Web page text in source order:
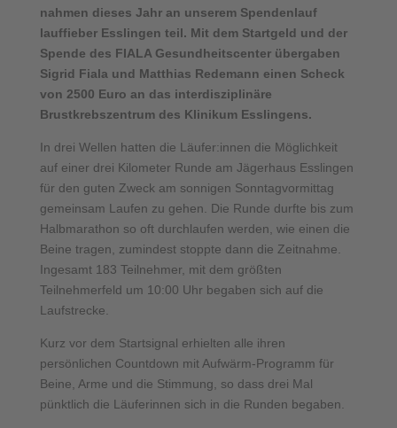
nahmen dieses Jahr an unserem Spendenlauf
lauffieber Esslingen teil. Mit dem Startgeld und der
Spende des FIALA Gesundheitscenter übergaben
Sigrid Fiala und Matthias Redemann einen Scheck
von 2500 Euro an das interdisziplinäre
Brustkrebszentrum des Klinikum Esslingens.
In drei Wellen hatten die Läufer:innen die Möglichkeit
auf einer drei Kilometer Runde am Jägerhaus Esslingen
für den guten Zweck am sonnigen Sonntagvormittag
gemeinsam Laufen zu gehen. Die Runde durfte bis zum
Halbmarathon so oft durchlaufen werden, wie einen die
Beine tragen, zumindest stoppte dann die Zeitnahme.
Ingesamt 183 Teilnehmer, mit dem größten
Teilnehmerfeld um 10:00 Uhr begaben sich auf die
Laufstrecke.
Kurz vor dem Startsignal erhielten alle ihren
persönlichen Countdown mit Aufwärm-Programm für
Beine, Arme und die Stimmung, so dass drei Mal
pünktlich die Läuferinnen sich in die Runden begaben.